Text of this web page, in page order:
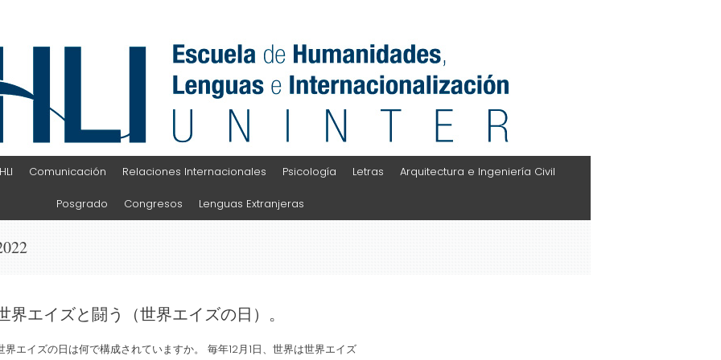
Comunicación Relaciones Internacionales Psicología Letras Arquitectura e Ingeniería Civil
Posgrado Congresos Lenguas Extranjeras
界エイズと闘う（世界エイズの日）。
界エイズの日は何で構成されていますか。 毎年12月1日、世界は世界エイズ